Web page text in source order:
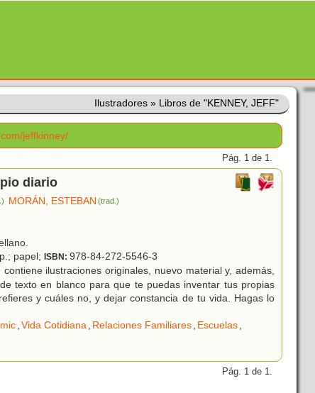
Ilustradores » Libros de "KENNEY, JEFF"
jeffkinney/
Pág. 1 de 1.
diario
MORÁN, ESTEBAN (trad.)
papel; ISBN: 978-84-272-5546-3
contiene ilustraciones originales, nuevo material y, además,
texto en blanco para que te puedas inventar tus propias
y cuáles no, y dejar constancia de tu vida. Hagas lo
,Vida Cotidiana, Relaciones Familiares, Escuelas,
Pág. 1 de 1.